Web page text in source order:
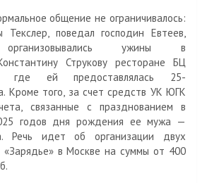
общение не ограничивалось:
поведал господин Евтеев,
организовывались ужины в
Струкову ресторане БЦ
где ей предоставлялась 25-
Кроме того, за счет средств УК ЮГК
связанные с празднованием в
годов дня рождения ее мужа —
Речь идет об организации двух
в Москве на суммы от 400